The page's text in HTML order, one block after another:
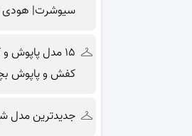
سیوشرت| هودی
۱۵ مدل پاپوش
کفش و پاپوش
جدیدترین مدل